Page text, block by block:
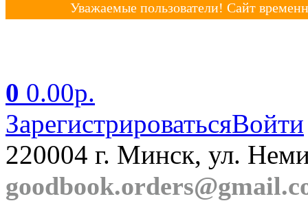
Уважаемые пользователи! Сайт
0 0.00р.
ЗарегистрироватьсяВойти
220004 г. Минск, ул.